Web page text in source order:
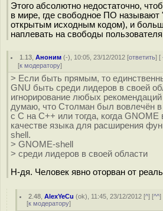
Этого абсолютно недостаточно,
в мире, где свободное ПО
открытым исходным кодом), и
наплевать на свободы
1.13 ,Аноним (-), 10:05, 23/12/2012 [ответить] [
[к модератору]
> Если быть прямым, то
GNU быть среди лидеров в своей
игнорирование любых
думаю, что Столман был вовлечён
с C на C++ или тогда, когда
качестве языка для расширения
shell.
> GNOME-shell
> среди лидеров в своей области
Н-дя. Человек явно оторван от
2.48 ,AlexYeCu (ok), 11:45, 23/12/2012 [^] [^^]
[к модератору]